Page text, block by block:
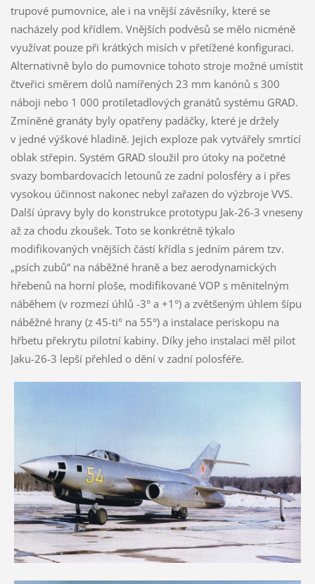
trupové pumovnice, ale i na vnější závěsníky, které se
nacházely pod křídlem. Vnějších podvěsů se mělo nicméně
využívat pouze při krátkých misích v přetížené konfiguraci.
Alternativně bylo do pumovnice tohoto stroje možné umístit
čtveřici směrem dolů namířených 23 mm kanónů s 300
náboji nebo 1 000 protiletadlových granátů systému GRAD.
Zmíněné granáty byly opatřeny padáčky, které je držely
v jedné výškové hladině. Jejich exploze pak vytvářely smrtící
oblak střepin. Systém GRAD sloužil pro útoky na početné
svazy bombardovacích letounů ze zadní polosféry a i přes
vysokou účinnost nakonec nebyl zařazen do výzbroje VVS.
Další úpravy byly do konstrukce prototypu Jak-26-3 vneseny
až za chodu zkoušek. Toto se konkrétně týkalo
modifikovaných vnějších částí křídla s jedním párem tzv.
„psích zubů“ na náběžné hraně a bez aerodynamických
hřebenů na horní ploše, modifikované VOP s měnitelným
náběhem (v rozmezí úhlů -3° a +1°) a zvětšeným úhlem šípu
náběžné hrany (z 45-ti° na 55°) a instalace periskopu na
hřbetu překrytu pilotní kabiny. Díky jeho instalaci měl pilot
Jaku-26-3 lepší přehled o dění v zadní polosféře.